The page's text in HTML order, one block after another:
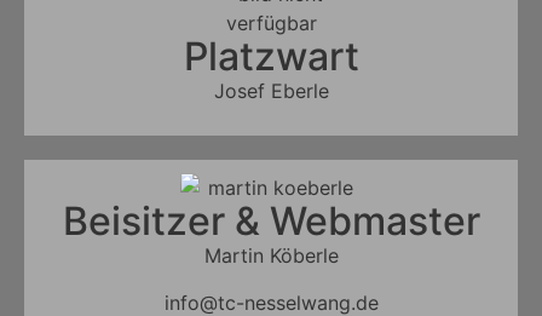
Platzwart
Josef Eberle
Beisitzer & Webmaster
Martin Köberle
info@tc-nesselwang.de